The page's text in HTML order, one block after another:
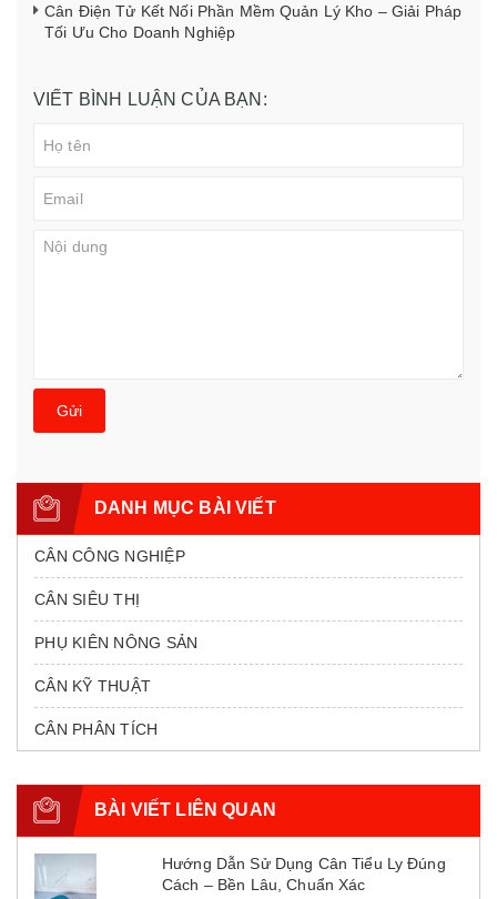
Cân Điện Tử Kết Nối Phần Mềm Quản Lý Kho – Giải Pháp
Tối Ưu Cho Doanh Nghiệp
VIẾT BÌNH LUẬN CỦA BẠN:
Gửi
DANH MỤC BÀI VIẾT
CÂN CÔNG NGHIỆP
CÂN SIÊU THỊ
PHỤ KIÊN NÔNG SẢN
CÂN KỸ THUẬT
CÂN PHÂN TÍCH
BÀI VIẾT LIÊN QUAN
Hướng Dẫn Sử Dụng Cân Tiểu Ly Đúng
Cách – Bền Lâu, Chuẩn Xác